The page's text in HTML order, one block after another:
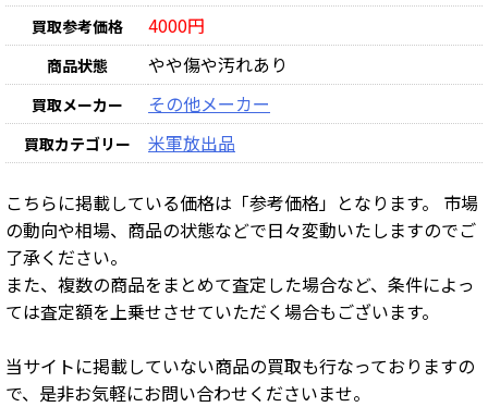
買取参考価格 4000円
商品状態 やや傷や汚れあり
買取メーカー その他メーカー
買取カテゴリー 米軍放出品
こちらに掲載している価格は「参考価格」となります。 市場
の動向や相場、商品の状態などで日々変動いたしますのでご
了承ください。
また、複数の商品をまとめて査定した場合など、条件によっ
ては査定額を上乗せさせていただく場合もございます。
当サイトに掲載していない商品の買取も行なっておりますの
で、是非お気軽にお問い合わせくださいませ。